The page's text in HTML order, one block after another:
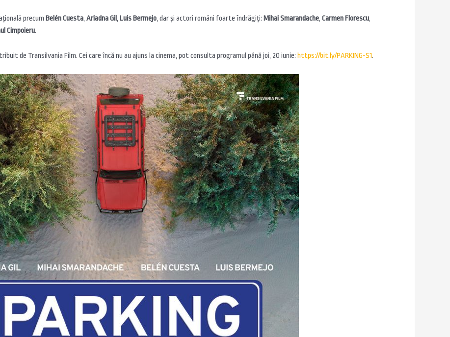
precum Belén Cuesta, Ariadna Gil, Luis Bermejo, dar și actori români foarte îndrăgiți: Mihai Smarandache, Carmen Florescu,
Cimpoieru.
de Transilvania Film. Cei care încă nu au ajuns la cinema, pot consulta programul până joi, 20 iunie: https://bit.ly/PARKING-S1.